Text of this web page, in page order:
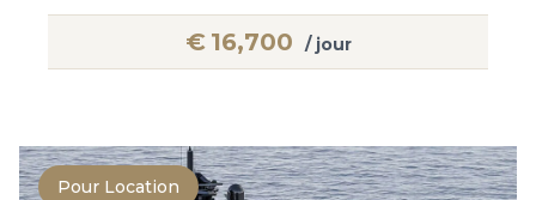
€ 16,700 / jour
Pour Location